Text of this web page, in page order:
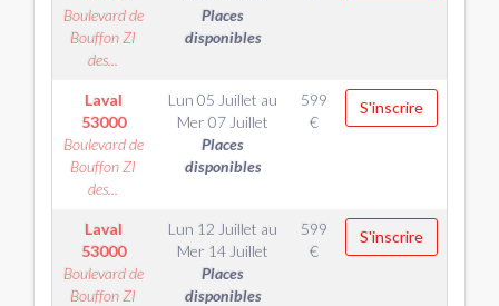
Boulevard de
Bouffon ZI
des...
Places
disponibles
Laval
53000
Boulevard de
Bouffon ZI
des...
Lun 05 Juillet au
Mer 07 Juillet
Places
disponibles
599
€
S'inscrire
Laval
53000
Boulevard de
Bouffon ZI
Lun 12 Juillet au
Mer 14 Juillet
Places
disponibles
599
€
S'inscrire